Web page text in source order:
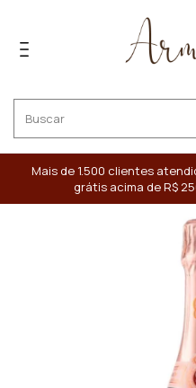
Mais de 1.500 clientes
grátis acima de R$